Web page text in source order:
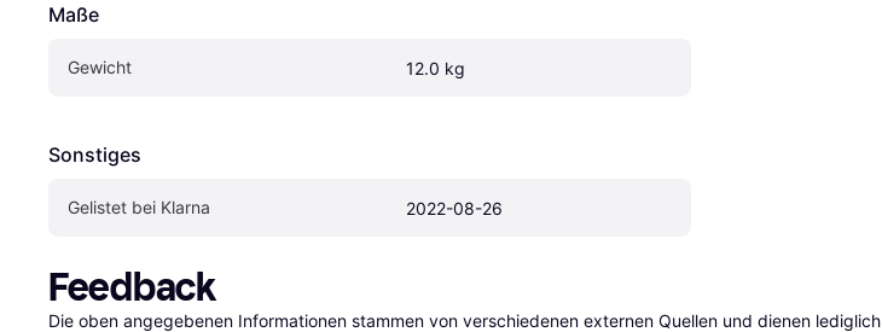
Maße
Gewicht 12.0 kg
Sonstiges
Gelistet bei Klarna 2022-08-26
Feedback
Die oben angegebenen Informationen stammen von verschiedenen externen Quellen und dienen lediglich